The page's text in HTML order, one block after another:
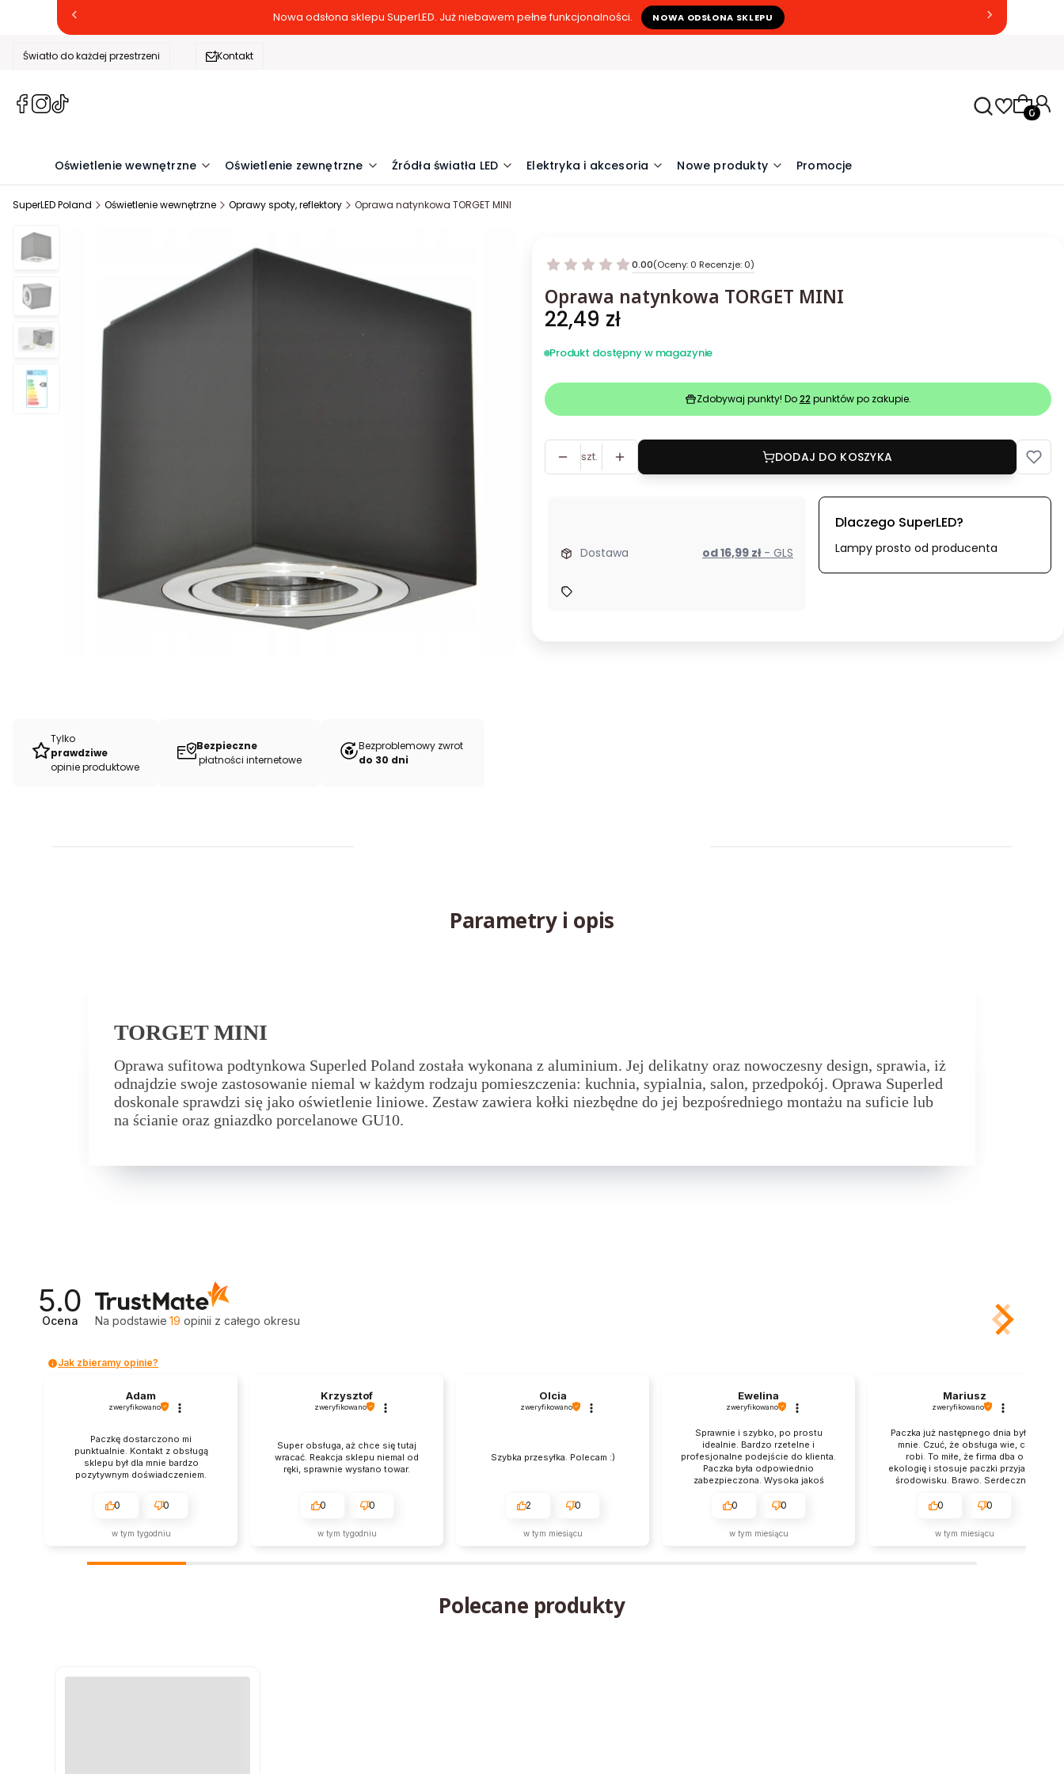
Nowa odsłona sklepu SuperLED. Już niebawem pełne funkcjonalności. NOWA ODSŁONA SKLEPU
Światło do każdej przestrzeni Kontakt
(Otwiera
(Otwiera
nowej
(Otwiera
nowej
Oświetlenie wewnętrzne Oświetlenie zewnętrzne Źródła światła LED Elektryka i akcesoria Nowe produkty Promocje
SuperLED Poland Oświetlenie wewnętrzne Oprawy spoty, reflektory Oprawa natynkowa TORGET MINI
Tylko
prawdziwe
opinie produktowe
Bezpieczne
płatności internetowe
Bezproblemowy zwrot
do 30 dni
0.00(Oceny: 0 Recenzje: 0)
Oprawa natynkowa TORGET MINI
Cena
22,49 zł
Produkt dostępny w magazynie
Zdobywaj punkty! Do22 punktów po zakupie.
szt. DODAJ DO KOSZYKA
Dostawa od 16,99 zł - GLS
Dlaczego SuperLED?
Lampy prosto od producenta
Parametry i opis
TORGET MINI
Oprawa sufitowa podtynkowa Superled Poland została wykonana z aluminium. Jej delikatny oraz nowoczesny design, sprawia, iż
odnajdzie swoje zastosowanie niemal w każdym rodzaju pomieszczenia: kuchnia, sypialnia, salon, przedpokój. Oprawa Superled
doskonale sprawdzi się jako oświetlenie liniowe. Zestaw zawiera kołki niezbędne do jej bezpośredniego montażu na suficie lub
na ścianie oraz gniazdko porcelanowe GU10.
5.0
Ocena Na podstawie 19 opinii z całego okresu
Jak zbieramy opinie?
zweryfikowano
Super obsługa, aż chce się tutaj
wracać. Reakcja sklepu niemal od
ręki, sprawnie wysłano towar.
0
w tym tygodniu
zweryfikowano
Szybka przesyłka. Polecam :)
2
w tym miesiącu
zweryfikowano
profesjonalne podejście do klienta.
kolejny raz.
0
w tym miesiącu
zweryfikowano
Paczka już następnego dnia była u
mnie. Czuć, że obsługa wie, co
robi. To miłe, że firma dba o
ekologię i stosuje paczki przyjazne
środowisku. Brawo. Serdecznie
Stały klient.
0
w tym miesiącu
zweryfikowano
Wszystko ok, można płacić i
przelewem i blikiem.
Polecam!Prawidłowo
dobrze zabezpieczona
polecam.
0
w tym miesiącu
Polecane produkty